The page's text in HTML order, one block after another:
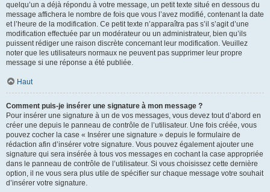
quelqu’un a déjà répondu à votre message, un petit texte situé en dessous du
message affichera le nombre de fois que vous l’avez modifié, contenant la date
et l’heure de la modification. Ce petit texte n’apparaîtra pas s’il s’agit d’une
modification effectuée par un modérateur ou un administrateur, bien qu’ils
puissent rédiger une raison discrète concernant leur modification. Veuillez
noter que les utilisateurs normaux ne peuvent pas supprimer leur propre
message si une réponse a été publiée.
Haut
Comment puis-je insérer une signature à mon message ?
Pour insérer une signature à un de vos messages, vous devez tout d’abord en
créer une depuis le panneau de contrôle de l’utilisateur. Une fois créée, vous
pouvez cocher la case « Insérer une signature » depuis le formulaire de
rédaction afin d’insérer votre signature. Vous pouvez également ajouter une
signature qui sera insérée à tous vos messages en cochant la case appropriée
dans le panneau de contrôle de l’utilisateur. Si vous choisissez cette dernière
option, il ne vous sera plus utile de spécifier sur chaque message votre souhait
d’insérer votre signature.